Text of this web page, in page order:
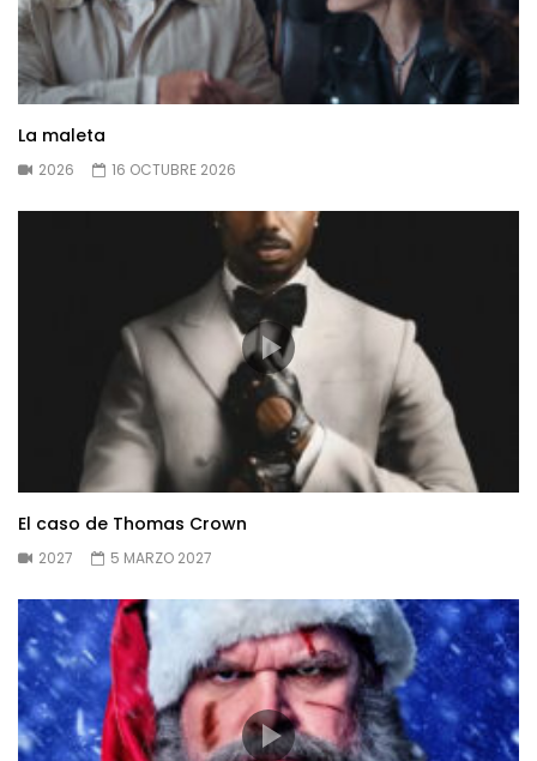
La maleta
2026 16 OCTUBRE 2026
El caso de Thomas Crown
2027 5 MARZO 2027